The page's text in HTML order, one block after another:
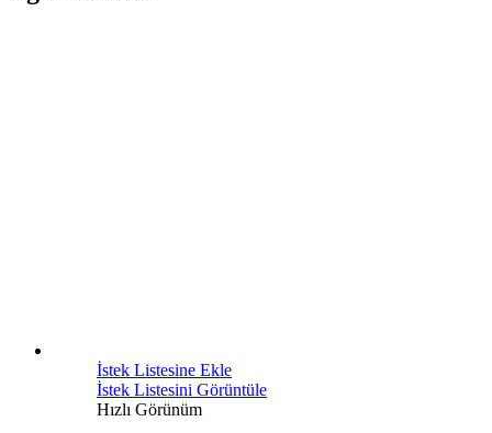
İstek Listesine Ekle
İstek Listesini Görüntüle
Hızlı Görünüm